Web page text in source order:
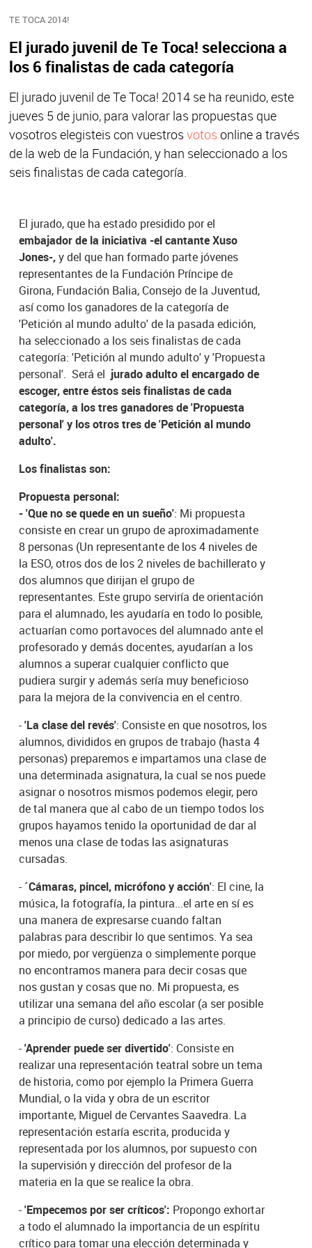
TE TOCA 2014!
El jurado juvenil de Te Toca! selecciona a
los 6 finalistas de cada categoría
El jurado juvenil de Te Toca! 2014 se ha reunido, este
jueves 5 de junio, para valorar las propuestas que
vosotros elegisteis con vuestros votos online a través
de la web de la Fundación, y han seleccionado a los
seis finalistas de cada categoría.
El jurado, que ha estado presidido por el
embajador de la iniciativa -el cantante Xuso
Jones-,y del que han formado parte jóvenes
representantes de la Fundación Príncipe de
Girona, Fundación Balia, Consejo de la Juventud,
así como los ganadores de la categoría de
'Petición al mundo adulto' de la pasada edición,
ha seleccionado a los seis finalistas de cada
categoría: 'Petición al mundo adulto' y 'Propuesta
personal'. Será el jurado adulto el encargado de
escoger, entre éstos seis finalistas de cada
categoría, a los tres ganadores de 'Propuesta
personal' y los otros tres de 'Petición al mundo
adulto'.
Los finalistas son:
Propuesta personal:
- 'Que no se quede en un sueño': Mi propuesta
consiste en crear un grupo de aproximadamente
8 personas (Un representante de los 4 niveles de
la ESO, otros dos de los 2 niveles de bachillerato y
dos alumnos que dirijan el grupo de
representantes. Este grupo serviría de orientación
para el alumnado, les ayudaría en todo lo posible,
actuarían como portavoces del alumnado ante el
profesorado y demás docentes, ayudarían a los
alumnos a superar cualquier conflicto que
pudiera surgir y además sería muy beneficioso
para la mejora de la convivencia en el centro.
-'La clase del revés': Consiste en que nosotros, los
alumnos, divididos en grupos de trabajo (hasta 4
personas) preparemos e impartamos una clase de
una determinada asignatura, la cual se nos puede
asignar o nosotros mismos podemos elegir, pero
de tal manera que al cabo de un tiempo todos los
grupos hayamos tenido la oportunidad de dar al
menos una clase de todas las asignaturas
cursadas.
- ´Cámaras, pincel, micrófono y acción': El cine, la
música, la fotografía, la pintura...el arte en sí es
una manera de expresarse cuando faltan
palabras para describir lo que sentimos. Ya sea
por miedo, por vergüenza o simplemente porque
no encontramos manera para decir cosas que
nos gustan y cosas que no. Mi propuesta, es
utilizar una semana del año escolar (a ser posible
a principio de curso) dedicado a las artes.
-'Aprender puede ser divertido': Consiste en
realizar una representación teatral sobre un tema
de historia, como por ejemplo la Primera Guerra
Mundial, o la vida y obra de un escritor
importante, Miguel de Cervantes Saavedra. La
representación estaría escrita, producida y
representada por los alumnos, por supuesto con
la supervisión y dirección del profesor de la
materia en la que se realice la obra.
-'Empecemos por ser críticos': Propongo exhortar
a todo el alumnado la importancia de un espíritu
crítico para tomar una elección determinada y